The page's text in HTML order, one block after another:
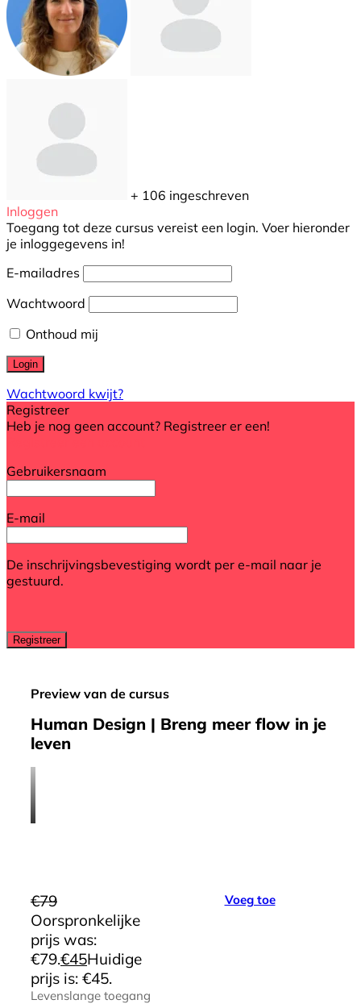
+ 106 ingeschreven
Inloggen
Toegang tot deze cursus vereist een login. Voer hieronder
je inloggegevens in!
E-mailadres
Wachtwoord
Onthoud mij
Wachtwoord kwijt?
Registreer
Heb je nog geen account? Registreer er een!
Gebruikersnaam
E-mail
De inschrijvingsbevestiging wordt per e-mail naar je
gestuurd.
Preview van de cursus
Human Design | Breng meer flow in je
leven
€79
Oorspronkelijke
prijs was:
€79.€45Huidige
prijs is: €45.
Levenslange toegang
Voeg toe